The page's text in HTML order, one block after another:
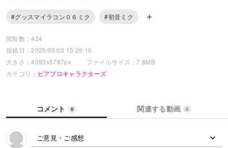
#グッスマイラコン０６ミク #初音ミク
閲覧数：424
投稿日：2025/02/03 15:29:16
大きさ：4093x5787px
ファイルサイズ：7.8MB
カテゴリ： ピアプロキャラクターズ
コメント 0 関連する動画 0
ご意見・ご感想